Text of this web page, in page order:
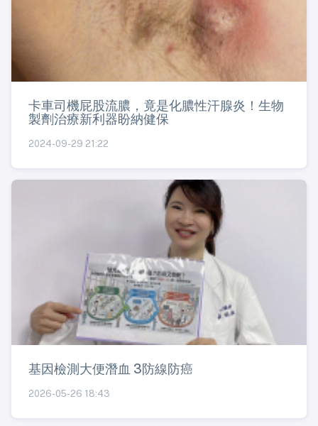
卡車司機屁股流膿，竟是化膿性汗腺炎！生物
製劑治療新利器盼納健保
2024-09-29 21:22
基因檢測大便潛血 3防線防癌
2026-05-26 18:43